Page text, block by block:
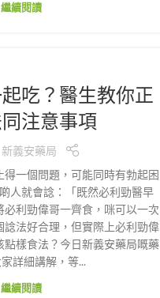
繼續閱讀
吃？醫生教你正
注意事項
新義安藥局
一個問題，可能同時有勃起困
人就會諗：「既然必利勁醫早
利勁偉哥一齊食，咪可以一次
法好合理，但實際上必利勁偉
樣食法？今日新義安藥局嘅藥
詳細講解，等...
繼續閱讀